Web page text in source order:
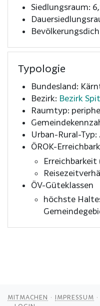
Siedlungsraum:
Typologie
Bundesland:
Bezirk: Bezirk
Raumtyp:
Urban-Rural-Typ:
ÖROK-
Erreichbarkeit
ÖV-Güteklassen
höchste
MITMACHEN IMPRESSUM